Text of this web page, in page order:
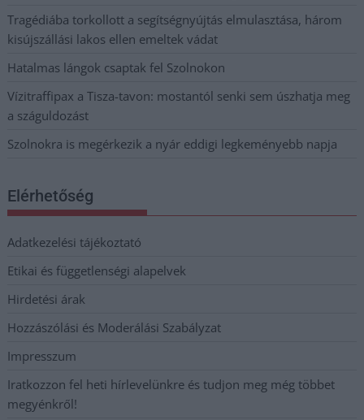
Tragédiába torkollott a segítségnyújtás elmulasztása, három
kisújszállási lakos ellen emeltek vádat
Hatalmas lángok csaptak fel Szolnokon
Vízitraffipax a Tisza-tavon: mostantól senki sem úszhatja meg
a száguldozást
Szolnokra is megérkezik a nyár eddigi legkeményebb napja
Elérhetőség
Adatkezelési tájékoztató
Etikai és függetlenségi alapelvek
Hirdetési árak
Hozzászólási és Moderálási Szabályzat
Impresszum
Iratkozzon fel heti hírlevelünkre és tudjon meg még többet
megyénkről!